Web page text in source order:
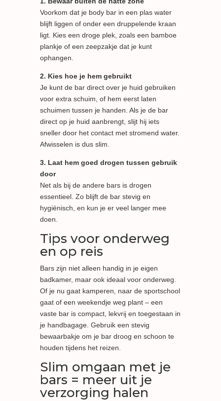
Voorkom dat je body bar in een plas water
blijft liggen of onder een druppelende kraan
ligt. Kies een droge plek, zoals een bamboe
plankje of een zeepzakje dat je kunt
ophangen.
2. Kies hoe je hem gebruikt
Je kunt de bar direct over je huid gebruiken
voor extra schuim, of hem eerst laten
schuimen tussen je handen. Als je de bar
direct op je huid aanbrengt, slijt hij iets
sneller door het contact met stromend water.
Afwisselen is dus slim.
3. Laat hem goed drogen tussen gebruik
door
Net als bij de andere bars is drogen
essentieel. Zo blijft de bar stevig en
hygiënisch, en kun je er veel langer mee
doen.
Tips voor onderweg
en op reis
Bars zijn niet alleen handig in je eigen
badkamer, maar ook ideaal voor onderweg.
Of je nu gaat kamperen, naar de sportschool
gaat of een weekendje weg plant – een
vaste bar is compact, lekvrij en toegestaan in
je handbagage. Gebruik een stevig
bewaarbakje om je bar droog en schoon te
houden tijdens het reizen.
Slim omgaan met je
bars = meer uit je
verzorging halen